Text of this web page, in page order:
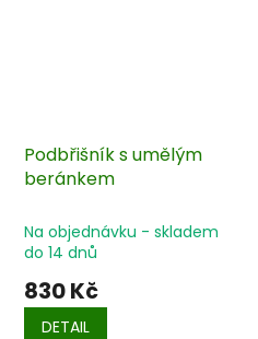
Podbřišník s umělým
beránkem
Na objednávku - skladem
do 14 dnů
830 Kč
DETAIL